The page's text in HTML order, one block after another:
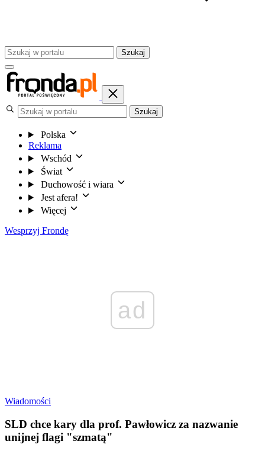
Szukaj
Szukaj
Polska
Reklama
Wschód
Świat
Duchowość i wiara
Jest afera!
Więcej
Wesprzyj Frondę
ad
Wiadomości
SLD chce kary dla prof. Pawłowicz za nazwanie
unijnej flagi "szmatą"